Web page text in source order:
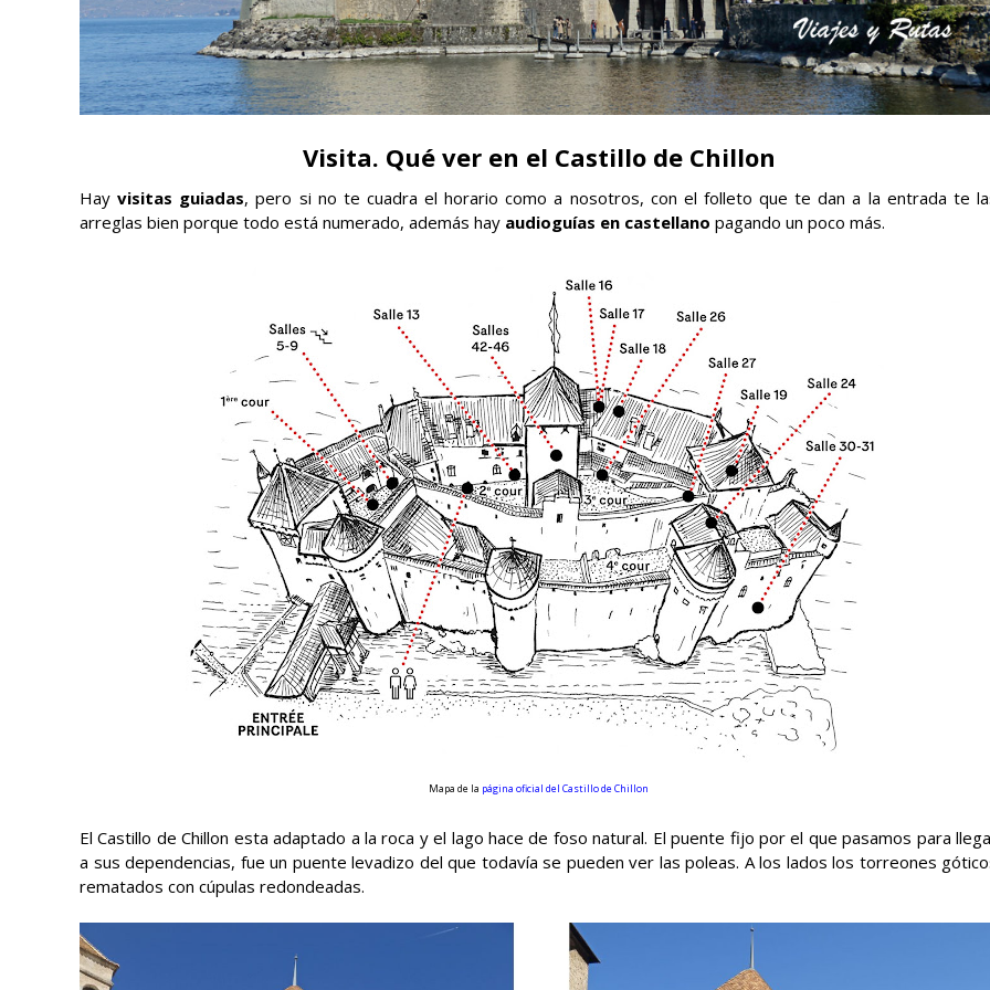
Visita. Qué ver en el Castillo de Chillon
Hayvisitas guiadas, pero si no te cuadra el horario como a nosotros, con el folleto que te dan a la entrada te
arreglas bien porque todo está numerado, además hay audioguías en castellano pagando un poco más.
Mapa de la página oficial del Castillo de Chillon
El Castillo de Chillon esta adaptado a la roca y el lago hace de foso natural. El puente fijo por el que pasamos para
a sus dependencias, fue un puente levadizo del que todavía se pueden ver las poleas. A los lados los torreones
rematados con cúpulas redondeadas.